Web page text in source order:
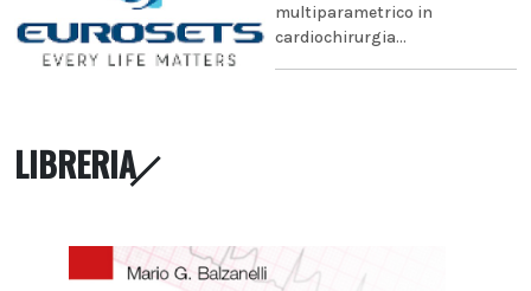
multiparametrico in
cardiochirurgia...
LIBRERIA